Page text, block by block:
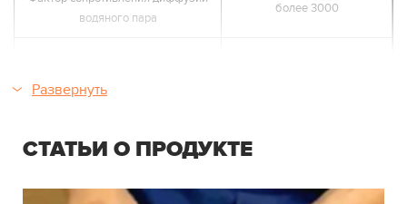
водяного пара
более 3000
Срок службы
Развернуть
СТАТЬИ О ПРОДУКТЕ